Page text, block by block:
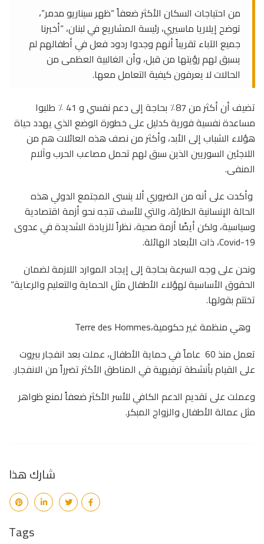
من احتياجات السكان الأكثر ضعفاً “ظهر سيناريو مدمر”،
توضح إيلاريا ماسيري، رئيسة المشاريع في لبنان، “أخبرنا
جميع الآباء تقريباً أنهم وجدوا ردود فعل في أطفالهم لم
يسبق لهم رؤيتها من قبل، وأن الغالبية العظمى من
الحالات لا يعرفون كيفية التعامل معها.
تضيف أن أكثر من 87٪ بحاجة إلى دعم نفسي و 41 ٪ طلبوا
مساعدة نفسية فورية كدليل على خطورة الوضع الذي يهدد حياة
هؤلاء الشباب إلى الأبد، وأكثر من نصف هذه العائلات هم من
اللاجئين السوريين الذين سبق لهم تحمل مصاعب الحرب وآلام
المنفى.
وأكدت على أنه من الضروري ألا ينسى المجتمع الدولي هذه
الحالة الإنسانية الطارئة، والتي للأسف تتجه نحو أزمة اقتصادية
وسياسية، ولكن أيضًا أزمة صحية، نظراً للزيادة الشديدة في عدوى
Covid-19، ذات الأبعاد الهائلة.
ونحن على وجه السرعة بحاجة إلى إيجاد الموارد اللازمة لضمان
الحقوق الأساسية لهؤلاء الأطفال مثل الحماية والتعليم والرعاية”
تختتم بقولها.
وهي منظمة غير حكومية،Terre des Hommes
تعمل منذ 60 عاماً في حماية الأطفال، عملت بعد انفجار بيروت
على القيام بأنشطة ترفيهية في المناطق الأكثر تضرراً من الانفجار.
وعملت على تقديم الدعم الكافي للأسر الأكثر ضعفاً لمنع ظواهر
مثل عمالة الأطفال والزواج المبكر.
شارك هذا
Tags